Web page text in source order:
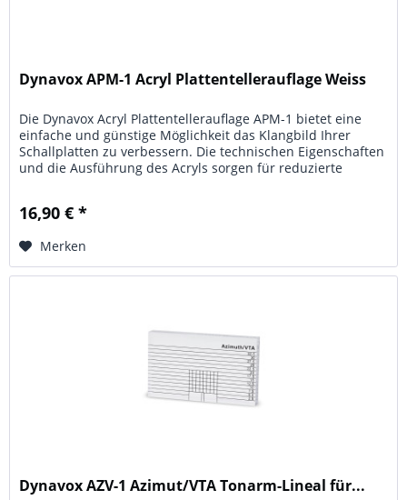
Dynavox APM-1 Acryl Plattentellerauflage Weiss
Die Dynavox Acryl Plattentellerauflage APM-1 bietet eine
einfache und günstige Möglichkeit das Klangbild Ihrer
Schallplatten zu verbessern. Die technischen Eigenschaften
und die Ausführung des Acryls sorgen für reduzierte
16,90 € *
Merken
Dynavox AZV-1 Azimut/VTA Tonarm-Lineal für...